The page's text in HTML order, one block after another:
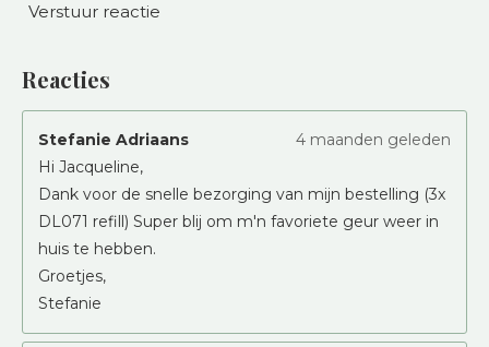
Verstuur reactie
Reacties
Stefanie Adriaans
4 maanden geleden
Hi Jacqueline,
Dank voor de snelle bezorging van mijn bestelling (3x
DL071 refill) Super blij om m'n favoriete geur weer in
huis te hebben.
Groetjes,
Stefanie